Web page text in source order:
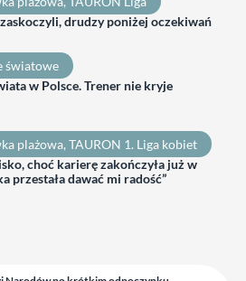
drudzy poniżej oczekiwań
światowe
w Polsce. Trener nie kryje
plażowa, TAURON 1. Liga kobiet
choć karierę zakończyła już w
przestała dawać mi radość”